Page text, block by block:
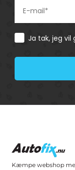
Consent
Ja tak, jeg
Kæmpe webshop